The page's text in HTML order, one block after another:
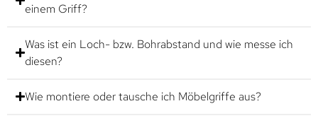
einem Griff?
Was ist ein Loch- bzw. Bohrabstand und wie messe ich
diesen?
Wie montiere oder tausche ich Möbelgriffe aus?